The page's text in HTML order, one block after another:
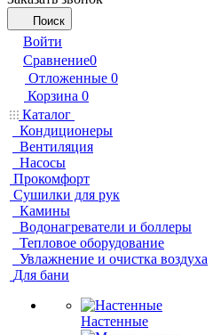
Поиск
Войти
Сравнение0
Отложенные 0
Корзина 0
Каталог
Кондиционеры
Вентиляция
Насосы
Прокомфорт
Сушилки для рук
Камины
Водонагреватели и боллеры
Тепловое оборудование
Увлажнение и очистка воздуха
Для бани
Настенные